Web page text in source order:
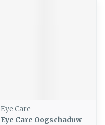
Eye Care
Eye Care Oogschaduw